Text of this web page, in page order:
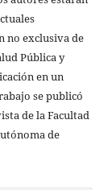
no exclusiva de
Pública y
en un
se publicó
de la Facultad
de